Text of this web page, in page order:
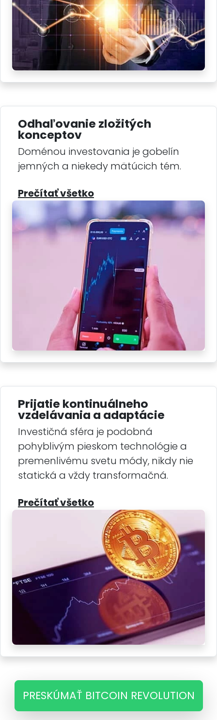
Odhaľovanie zložitých
konceptov
Doménou investovania je gobelín
jemných a niekedy mätúcich tém.
Prečítať všetko
Prijatie kontinuálneho
vzdelávania a adaptácie
Investičná sféra je podobná
pohyblivým pieskom technológie a
premenlivému svetu módy, nikdy nie
statická a vždy transformačná.
Prečítať všetko
PRESKÚMAŤ BITCOIN REVOLUTION